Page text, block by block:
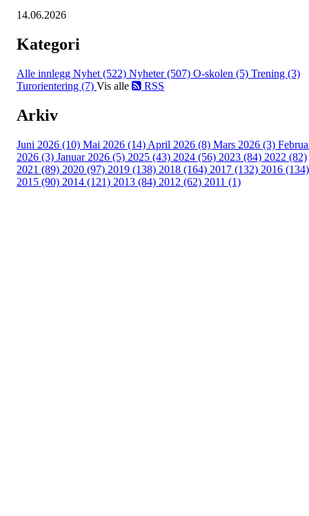
14.06.2026
Kategori
Alle innlegg Nyhet (522) Nyheter (507) O-skolen (5) Trening (3)
Turorientering (7) Vis alle RSS
Arkiv
Juni 2026 (10) Mai 2026 (14) April 2026 (8) Mars 2026 (3)
2026 (3) Januar 2026 (5) 2025 (43) 2024 (56) 2023 (84) 2022 (82)
2021 (89) 2020 (97) 2019 (138) 2018 (164) 2017 (132) 2016 (134)
2015 (90) 2014 (121) 2013 (84) 2012 (62) 2011 (1)